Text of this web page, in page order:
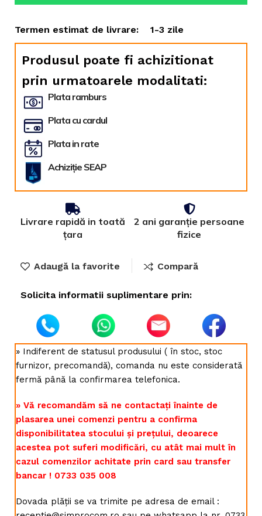
Termen estimat de livrare: 1-3 zile
Produsul poate fi achizitionat
prin urmatoarele modalitati:
Plata ramburs
Plata cu cardul
Plata in rate
Achiziție SEAP
Livrare rapidă in toată
țara
2 ani garanție persoane
fizice
Adaugă la favorite Compară
Solicita informatii suplimentare prin:
» Indiferent de statusul produsului ( în stoc, stoc
furnizor, precomandă), comanda nu este considerată
fermă până la confirmarea telefonica.
» Vă recomandăm să ne contactați înainte de
plasarea unei comenzi pentru a confirma
disponibilitatea stocului și prețului, deoarece
acestea pot suferi modificări, cu atât mai mult în
cazul comenzilor achitate prin card sau transfer
bancar ! 0733 035 008
Dovada plății se va trimite pe adresa de email :